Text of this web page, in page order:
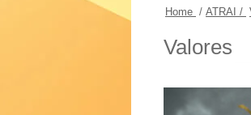
Home / ATRAI /
Valores